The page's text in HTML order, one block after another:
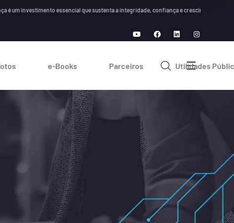
essencial que sustenta a integridade, confiança e crescimento a longo prazo em
e-Books Parceiros Utilidades